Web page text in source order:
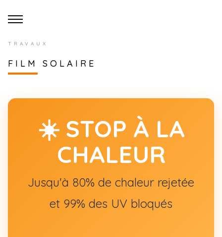
TRAVAUX
FILM SOLAIRE
☀️ STOP À LA
CHALEUR
Jusqu'à 80% de chaleur rejetée
et 99% des UV bloqués